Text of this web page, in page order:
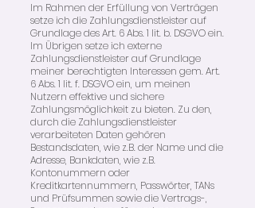
Im Rahmen der Erfüllung von Verträgen
setze ich die Zahlungsdienstleister auf
Grundlage des Art. 6 Abs. 1 lit. b. DSGVO ein.
Im Übrigen setze ich externe
Zahlungsdienstleister auf Grundlage
meiner berechtigten Interessen gem. Art.
6 Abs. 1 lit. f. DSGVO ein, um meinen
Nutzern effektive und sichere
Zahlungsmöglichkeit zu bieten. Zu den,
durch die Zahlungsdienstleister
verarbeiteten Daten gehören
Bestandsdaten, wie z.B. der Name und die
Adresse, Bankdaten, wie z.B.
Kontonummern oder
Kreditkartennummern, Passwörter, TANs
und Prüfsummen sowie die Vertrags-,